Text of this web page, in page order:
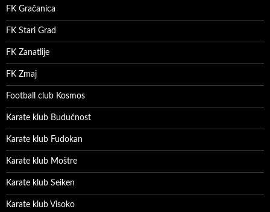
FK Gračanica
FK Stari Grad
FK Zanatlije
FK Zmaj
Football club Kosmos
Karate klub Budućnost
Karate klub Fudokan
Karate klub Moštre
Karate klub Seiken
Karate klub Visoko